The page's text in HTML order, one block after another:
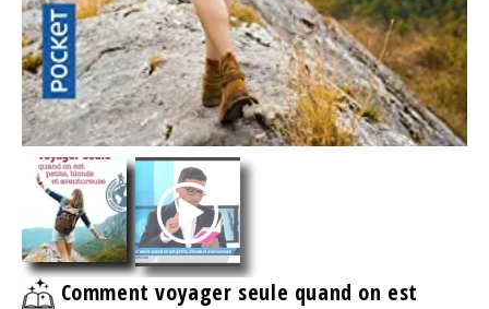
Comment voyager seule quand on est